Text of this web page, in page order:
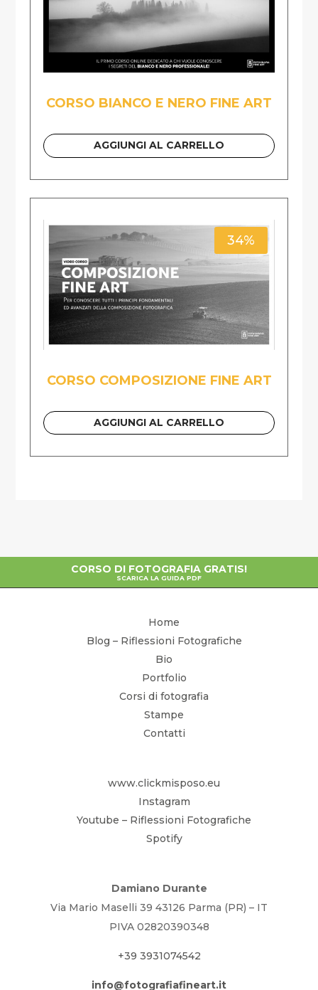
CORSO BIANCO E NERO FINE ART
AGGIUNGI AL CARRELLO
34%
CORSO COMPOSIZIONE FINE ART
AGGIUNGI AL CARRELLO
CORSO DI FOTOGRAFIA GRATIS!
SCARICA LA GUIDA PDF
Home
Blog – Riflessioni Fotografiche
Bio
Portfolio
Corsi di fotografia
Stampe
Contatti
www.clickmisposo.eu
Instagram
Youtube – Riflessioni Fotografiche
Spotify
Damiano Durante
Via Mario Maselli 39 43126 Parma (PR) – IT
PIVA 02820390348
+39 3931074542
info@fotografiafineart.it